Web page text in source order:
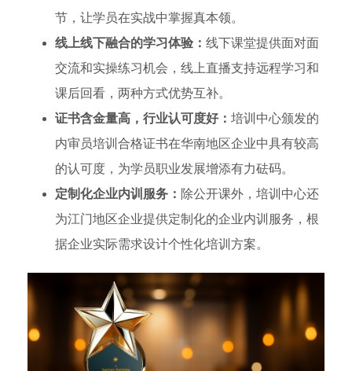
节，让学员在实战中掌握真本领。
线上线下融合的学习体验： 线下课堂提供面对面
交流和实操练习机会，线上直播支持远程学习和
课后回看，两种方式优势互补。
证书含金量高，行业认可度好： 培训中心颁发的
内审员培训合格证书在华南地区企业中具有较高
的认可度，为学员职业发展增添有力砝码。
定制化企业内训服务： 除公开课外，培训中心还
为江门地区企业提供定制化的企业内训服务，根
据企业实际需求设计个性化培训方案。